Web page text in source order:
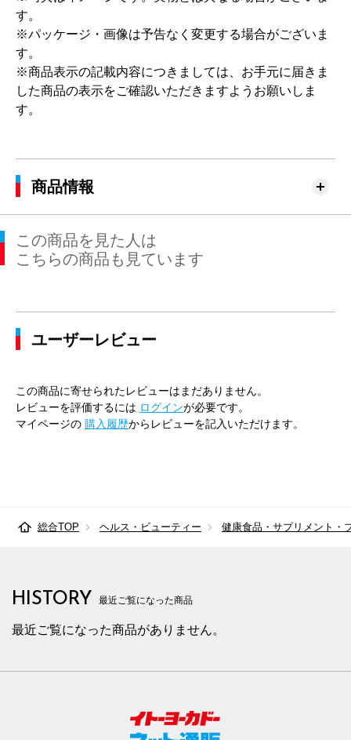
す。
※パッケージ・画像は予告なく変更する場合がございま
す。
※商品表示の記載内容につきましては、お手元に届きま
した商品の表示をご確認いただきますようお願いしま
す。
商品情報
この商品を見た人は
こちらの商品も見ています
ユーザーレビュー
この商品に寄せられたレビューはまだありません。
レビューを評価するには ログインが必要です。
マイページの 購入履歴からレビューを記入いただけます。
総合TOP ヘルス・ビューティー 健康食品・サプリメント・
HISTORY 最近ご覧になった商品
最近ご覧になった商品がありません。